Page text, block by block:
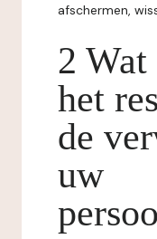
afschermen,
2
het
de
uw